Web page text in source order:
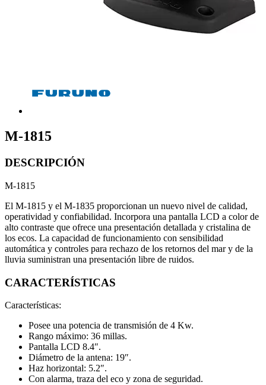
M-1815
DESCRIPCIÓN
M-1815
El M-1815 y el M-1835 proporcionan un nuevo nivel de calidad,
operatividad y confiabilidad. Incorpora una pantalla LCD a color de
alto contraste que ofrece una presentación detallada y cristalina de
los ecos. La capacidad de funcionamiento con sensibilidad
automática y controles para rechazo de los retornos del mar y de la
lluvia suministran una presentación libre de ruidos.
CARACTERÍSTICAS
Características:
Posee una potencia de transmisión de 4 Kw.
Rango máximo: 36 millas.
Pantalla LCD 8.4″.
Diámetro de la antena: 19″.
Haz horizontal: 5.2″.
Con alarma, traza del eco y zona de seguridad.